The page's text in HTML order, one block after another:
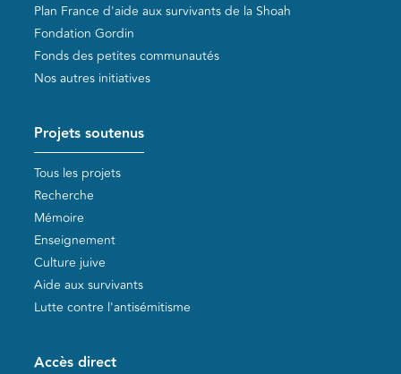
Plan France d'aide aux survivants de la Shoah
Fondation Gordin
Fonds des petites communautés
Nos autres initiatives
Projets soutenus
Tous les projets
Recherche
Mémoire
Enseignement
Culture juive
Aide aux survivants
Lutte contre l'antisémitisme
Accès direct